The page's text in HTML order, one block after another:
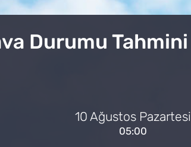
Durumu Tahmini
10 Ağustos Pazartesi
05:00